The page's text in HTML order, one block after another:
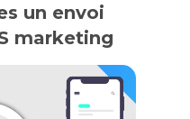
un envoi
marketing